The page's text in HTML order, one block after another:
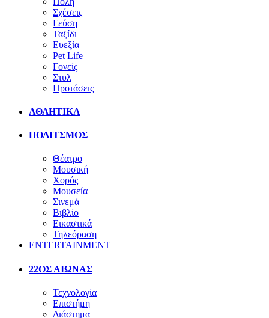
Σχέσεις
Γεύση
Ταξίδι
Ευεξία
Pet Life
Γονείς
Στυλ
Προτάσεις
ΑΘΛΗΤΙΚΑ
ΠΟΛΙΤΣΜΟΣ
Θέατρο
Μουσική
Χορός
Μουσεία
Σινεμά
Βιβλίο
Εικαστικά
Τηλεόραση
ENTERTAINMENT
22ΟΣ ΑΙΩΝΑΣ
Τεχνολογία
Επιστήμη
Διάστημα